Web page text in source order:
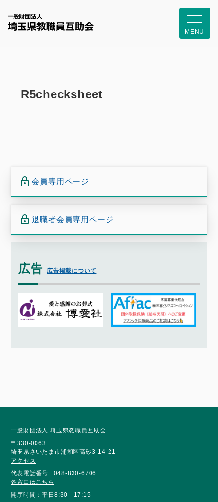
一般財団
MENU
R5checksheet
会員専用ページ
退職者会員専用ページ
広告 広告掲載について
一般財団法人 埼玉県教職員互助会
〒330-0063
埼玉県さいたま市浦和区高砂3-14-21
アクセス
代表電話番号 : 048-830-6706
各窓口はこちら
開庁時間：平日8:30 - 17:15